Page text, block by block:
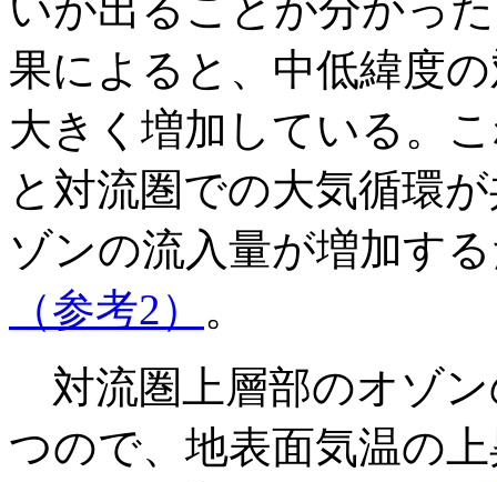
果によると、中低緯度
大きく増加している。
と対流圏での大気循環
ゾンの流入量が増加す
（参考2） 。
対流圏上層部のオゾ
つので、地表面気温の